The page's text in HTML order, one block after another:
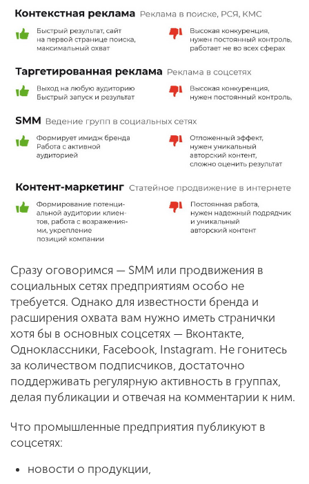
Сразу оговоримся — SMM или продвижения в
социальных сетях предприятиям особо не
требуется. Однако для известности бренда и
расширения охвата вам нужно иметь странички
хотя бы в основных соцсетях — Вконтакте,
Одноклассники, Facebook, Instagram. Не гонитесь
за количеством подписчиков, достаточно
поддерживать регулярную активность в группах,
делая публикации и отвечая на комментарии к ним.
Что промышленные предприятия публикуют в
соцсетях:
новости о продукции,